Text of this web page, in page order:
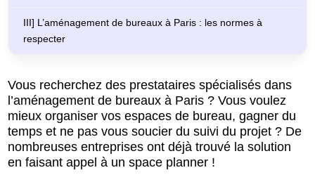
III] L’aménagement de bureaux à Paris : les normes à
respecter
Vous recherchez des prestataires spécialisés dans
l’aménagement de bureaux à Paris ? Vous voulez
mieux organiser vos espaces de bureau, gagner du
temps et ne pas vous soucier du suivi du projet ? De
nombreuses entreprises ont déjà trouvé la solution
en faisant appel à un space planner !